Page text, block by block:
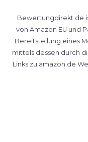
Bewertungdirekt.de
von Amazon EU und
Bereitstellung eines
mittels dessen durch
Links zu amazon.de